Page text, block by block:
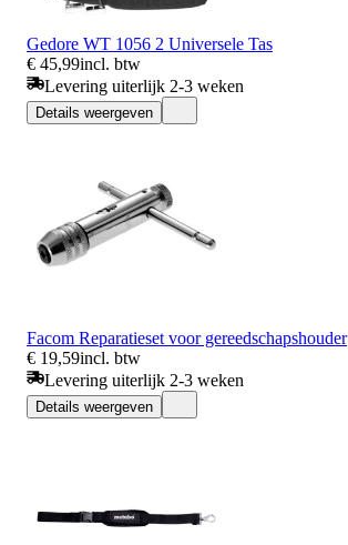
Gedore WT 1056 2 Universele Tas
€ 45,99incl. btw
Levering uiterlijk 2-3 weken
Details weergeven
Facom Reparatieset voor gereedschapshouder
€ 19,59incl. btw
Levering uiterlijk 2-3 weken
Details weergeven